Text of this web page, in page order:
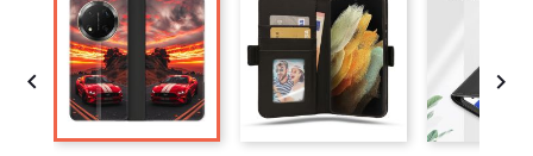
 